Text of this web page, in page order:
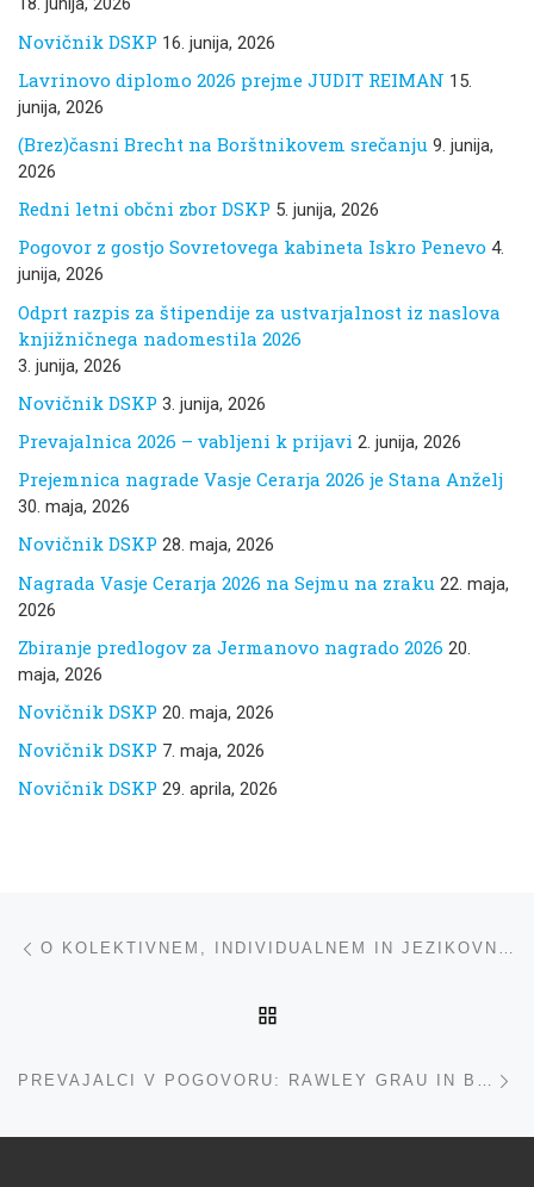
Novičnik DSKP 16. junija, 2026
Lavrinovo diplomo 2026 prejme JUDIT REIMAN 15.
junija, 2026
(Brez)časni Brecht na Borštnikovem srečanju 9. junija,
2026
Redni letni občni zbor DSKP 5. junija, 2026
Pogovor z gostjo Sovretovega kabineta Iskro Penevo 4.
junija, 2026
Odprt razpis za štipendije za ustvarjalnost iz naslova
knjižničnega nadomestila 2026
3. junija, 2026
Novičnik DSKP 3. junija, 2026
Prevajalnica 2026 – vabljeni k prijavi 2. junija, 2026
Prejemnica nagrade Vasje Cerarja 2026 je Stana Anželj
30. maja, 2026
Novičnik DSKP 28. maja, 2026
Nagrada Vasje Cerarja 2026 na Sejmu na zraku 22. maja,
2026
Zbiranje predlogov za Jermanovo nagrado 2026 20.
maja, 2026
Novičnik DSKP 20. maja, 2026
Novičnik DSKP 7. maja, 2026
Novičnik DSKP 29. aprila, 2026
Navigacija med prispevki O KOLEKTIVNEM, INDIVIDUALNEM IN JEZIKOVNEM SPOMINU S SEBASTIJANOM PREGLJEM
PREVAJALCI V POGOVORU: RAWLEY GRAU IN BREDA BIŠČAK